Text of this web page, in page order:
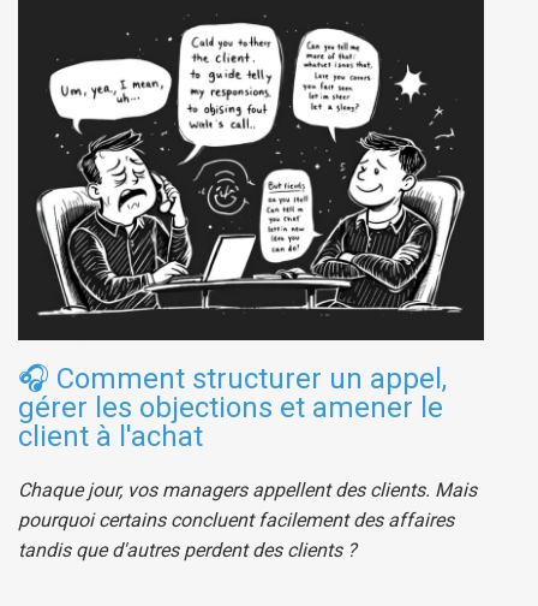
🎧 Comment structurer un appel,
gérer les objections et amener le
client à l'achat
Chaque jour, vos managers appellent des clients. Mais
pourquoi certains concluent facilement des affaires
tandis que d'autres perdent des clients ?